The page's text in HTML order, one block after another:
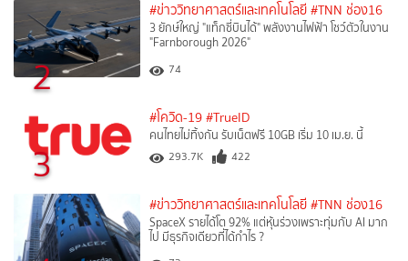
2
#ข่าววิทยาศาสตร์และเทคโนโลยี #TNN ช่อง16
3 ยักษ์ใหญ่ "แท็กซี่บินได้" พลังงานไฟฟ้า โชว์ตัวในงาน
"Farnborough 2026"
74
3
#โควิด-19 #TrueID
คนไทยไม่ทิ้งกัน รับเน็ตฟรี 10GB เริ่ม 10 เม.ย. นี้
293.7K 422
#ข่าววิทยาศาสตร์และเทคโนโลยี #TNN ช่อง16
SpaceX รายได้โต 92% แต่หุ้นร่วงเพราะทุ่มกับ AI มาก
ไป มีธุรกิจเดียวที่ได้กำไร ?